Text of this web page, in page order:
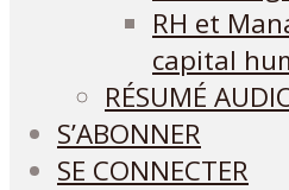
RH et
capital
RÉSUMÉ
S’ABONNER
SE CONNECTER